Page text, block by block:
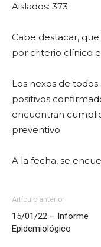
Aislados: 373
Cabe destacar,
por criterio clínico
Los nexos de
positivos
encuentran
preventivo.
A la fecha, se
Artículo anterior
15/01/22 – Informe
Epidemiológico